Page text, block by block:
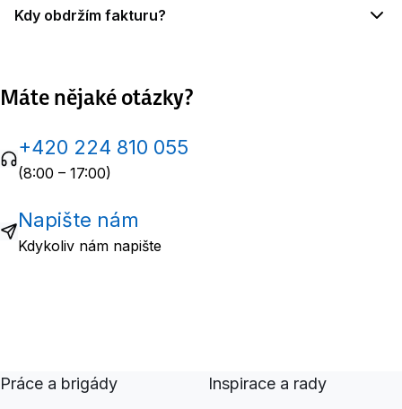
Kdy obdržím fakturu?
Máte nějaké otázky?
+420 224 810 055
(8:00 – 17:00)
Napište nám
Kdykoliv nám napište
Práce a brigády Inspirace a rady